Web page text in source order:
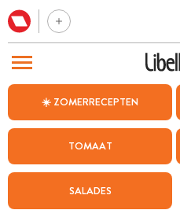
☀️ ZOMERRECEPTEN
TOMAAT
SALADES
BEZOEK ONZE ANDERE WEBSITES
WEEKMENU
CHAT MET MAIA